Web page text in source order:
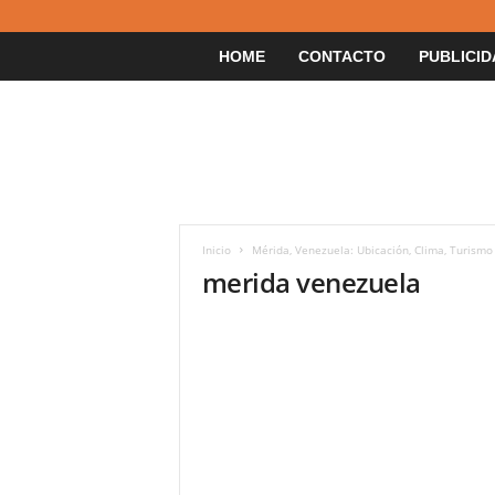
HOME CONTACTO
Inicio Mérida, Venezuela: Ubicación, Clima, Turismo
merida venezuela